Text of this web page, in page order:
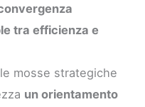
tra efficienza e
mosse strategiche
un orientamento